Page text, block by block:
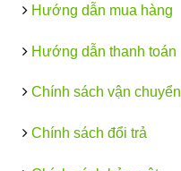
Hướng dẫn mua hàng
Hướng dẫn thanh toán
Chính sách vận chuyển
Chính sách đổi trả